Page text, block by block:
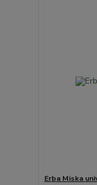
Erba Miska